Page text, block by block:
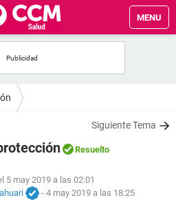
MENU
Siguiente Tema
Resuelto
5 may 2019 a las 02:01
- 4 may 2019 a las 18:25